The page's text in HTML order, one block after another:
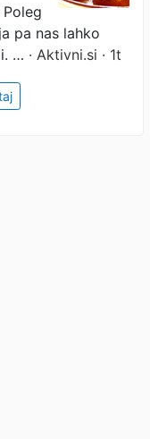
pa nas lahko
… · Aktivni.si · 1t